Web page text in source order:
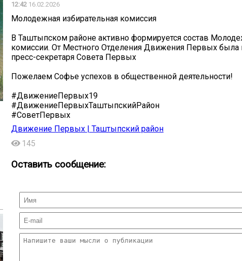
12:42 16.02.2026
Молодежная избирательная комиссия
В Таштыпском районе активно формируется состав
комиссии. От Местного Отделения Движения Первых была
пресс-секретаря Совета Первых
Пожелаем Софье успехов в общественной деятельности!
#ДвижениеПервых19
#ДвижениеПервыхТаштыпскийРайон
#СоветПервых
Движение Первых | Таштыпский район
145
Оставить сообщение: